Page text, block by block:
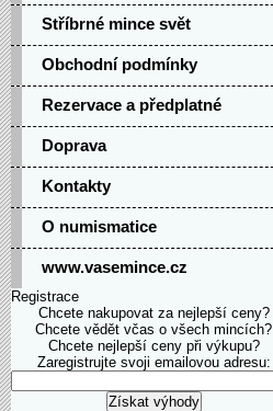
Stříbrné mince svět
Obchodní podmínky
Rezervace a předplatné
Doprava
Kontakty
O numismatice
www.vasemince.cz
Registrace
Chcete nakupovat za nejlepší ceny?
Chcete vědět včas o všech mincích?
Chcete nejlepší ceny při výkupu?
Zaregistrujte svoji emailovou adresu: